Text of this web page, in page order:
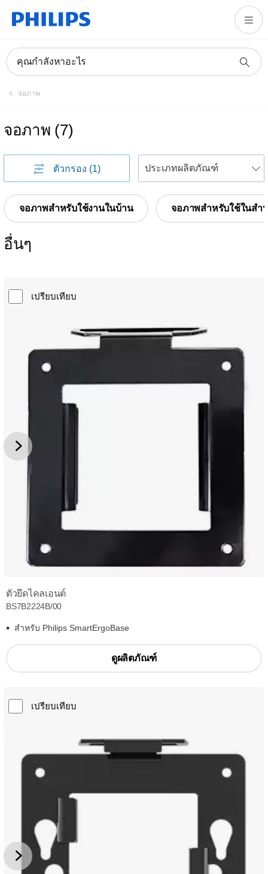
คุณกำลังหาอะไร
จอภาพ
จอภาพ (7)
ตัวกรอง (1)
จอภาพสำหรับใช้งานในบ้าน จอภาพสำหรับใช้ในสำ
อื่นๆ
เปรียบเทียบ
ตัวยึดไคลเอนต์
BS7B2224B/00
สำหรับ Philips SmartErgoBase
ดูผลิตภัณฑ์
เปรียบเทียบ